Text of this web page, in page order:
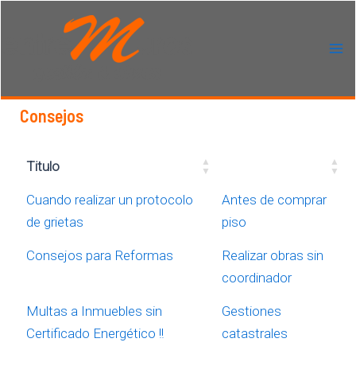
Consejos
Titulo
Cuando realizar un protocolo
de grietas
Antes de comprar
piso
Consejos para Reformas
Realizar obras sin
coordinador
Multas a Inmuebles sin
Certificado Energético !!
Gestiones
catastrales